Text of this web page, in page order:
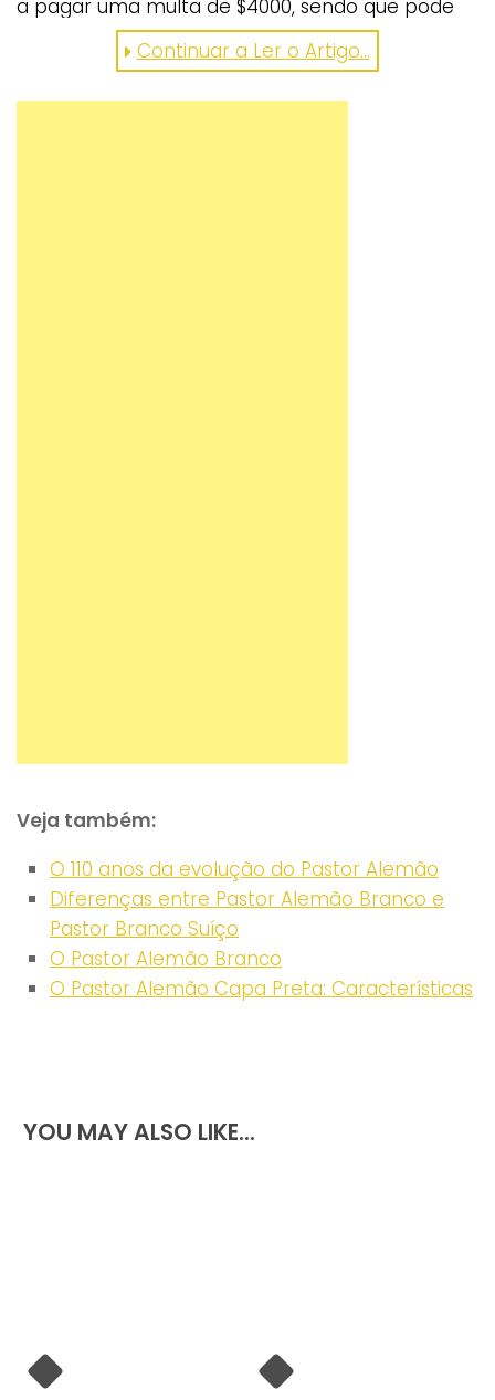
a pagar uma multa de $4000, sendo que pode
ainda incorrer numa pena de prisão até um ano.
Haja justiça!
Continuar a Ler o Artigo…
Veja também:
O 110 anos da evolução do Pastor Alemão
Diferenças entre Pastor Alemão Branco e
Pastor Branco Suíço
O Pastor Alemão Branco
O Pastor Alemão Capa Preta: Características
YOU MAY ALSO LIKE...